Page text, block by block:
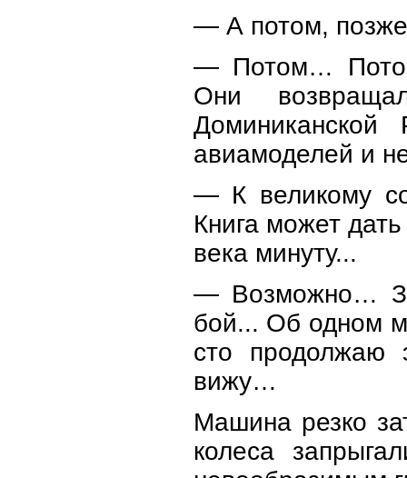
— А потом,
— Потом…
Они
авиамоделей и
— К великому
Книга может
века минуту...
— Возможно…
бой... Об одном
сто продолжаю
вижу…
Машина резко
колеса